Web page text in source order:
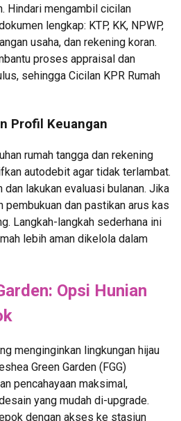
Hindari mengambil cicilan
lengkap: KTP, KK, NPWP,
usaha, dan rekening koran.
proses appraisal dan
sehingga Cicilan KPR Rumah
Profil Keuangan
rumah tangga dan rekening
autodebit agar tidak terlambat.
dan lakukan evaluasi bulanan. Jika
pembukuan dan pastikan arus kas
Langkah-langkah sederhana ini
lebih aman dikelola dalam
Opsi Hunian
menginginkan lingkungan hijau
Green Garden (FGG)
pencahayaan maksimal,
yang mudah di-upgrade.
dengan akses ke stasiun